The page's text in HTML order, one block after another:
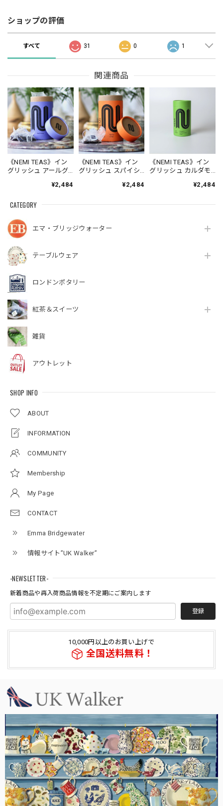
CATEGORY
エマ・ブリッジウォーター
テーブルウェア
ロンドンポタリー
紅茶＆スイーツ
雑貨
アウトレット
SHOP INFO
ABOUT
INFORMATION
COMMUNITY
Membership
My Page
CONTACT
Emma Bridgewater
情報サイト”UK Walker”
-NEWSLETTER-
新着商品や再入荷商品情報を不定期にご案内します
登録
10,000円以上のお買い上げで
全国送料無料！
ショップの評価
すべて 31 0 1
関連商品
《NEMI TEAS》イン
グリッシュ アールグ
¥2,484
《NEMI TEAS》イン
グリッシュ スパイシ
¥2,484
《NEMI TEAS》イン
グリッシュ カルダモ
¥2,484